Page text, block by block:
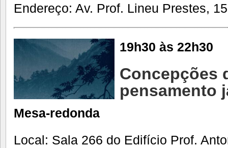
Endereço: Av. Prof. Lineu Prestes,
19h30 às 22h30
Concepções
pensamento
Mesa-redonda
Local: Sala 266 do Edifício Prof.